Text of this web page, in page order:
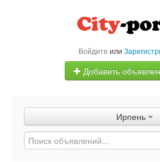
Войдите или
Добавить
Объявления
Быстрая
Ирпень